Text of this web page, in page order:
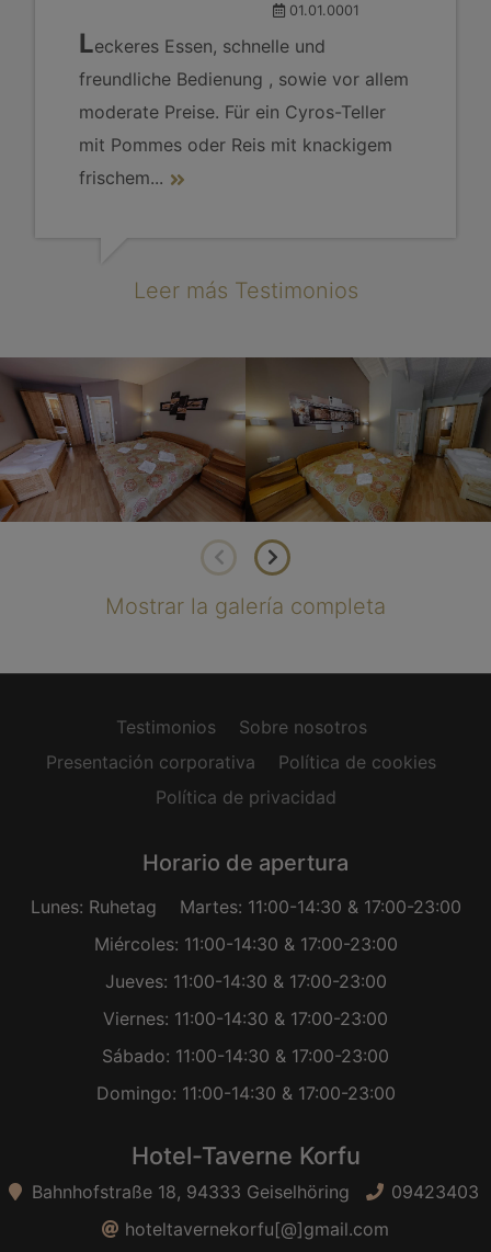
01.01.0001
Leckeres Essen, schnelle und
freundliche Bedienung , sowie vor allem
moderate Preise. Für ein Cyros-Teller
mit Pommes oder Reis mit knackigem
frischem...
Leer más Testimonios
Mostrar la galería completa
Testimonios
Sobre nosotros
Presentación corporativa
Política de cookies
Política de privacidad
Horario de apertura
Lunes: Ruhetag
Martes: 11:00-14:30 & 17:00-23:00
Miércoles: 11:00-14:30 & 17:00-23:00
Jueves: 11:00-14:30 & 17:00-23:00
Viernes: 11:00-14:30 & 17:00-23:00
Sábado: 11:00-14:30 & 17:00-23:00
Domingo: 11:00-14:30 & 17:00-23:00
Hotel-Taverne Korfu
Bahnhofstraße 18, 94333 Geiselhöring
09423403
hoteltavernekorfu[@]gmail.com